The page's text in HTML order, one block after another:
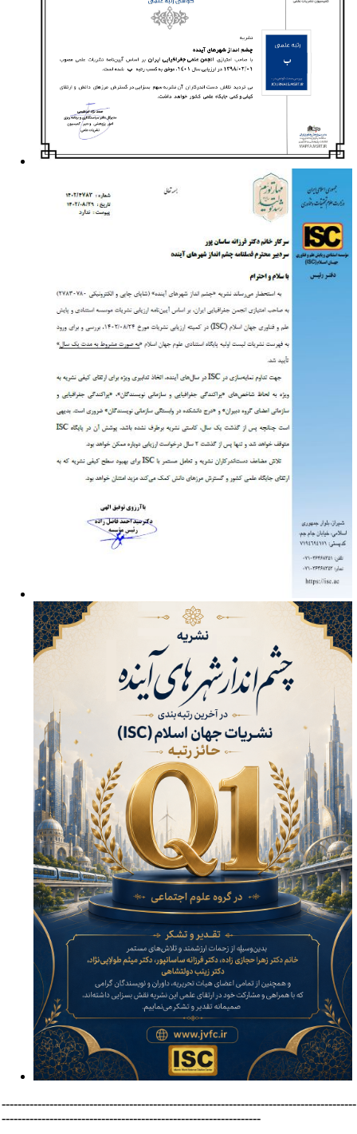
-----------------------------------------------------------------------------------------
-----------------------------------------------------------------